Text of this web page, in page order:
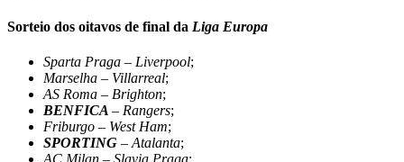
Sorteio dos oitavos de final da Liga Europa
Sparta Praga – Liverpool;
Marselha – Villarreal;
AS Roma – Brighton;
BENFICA – Rangers;
Friburgo – West Ham;
SPORTING –Atalanta;